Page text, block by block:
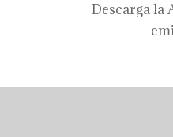
Descarga la